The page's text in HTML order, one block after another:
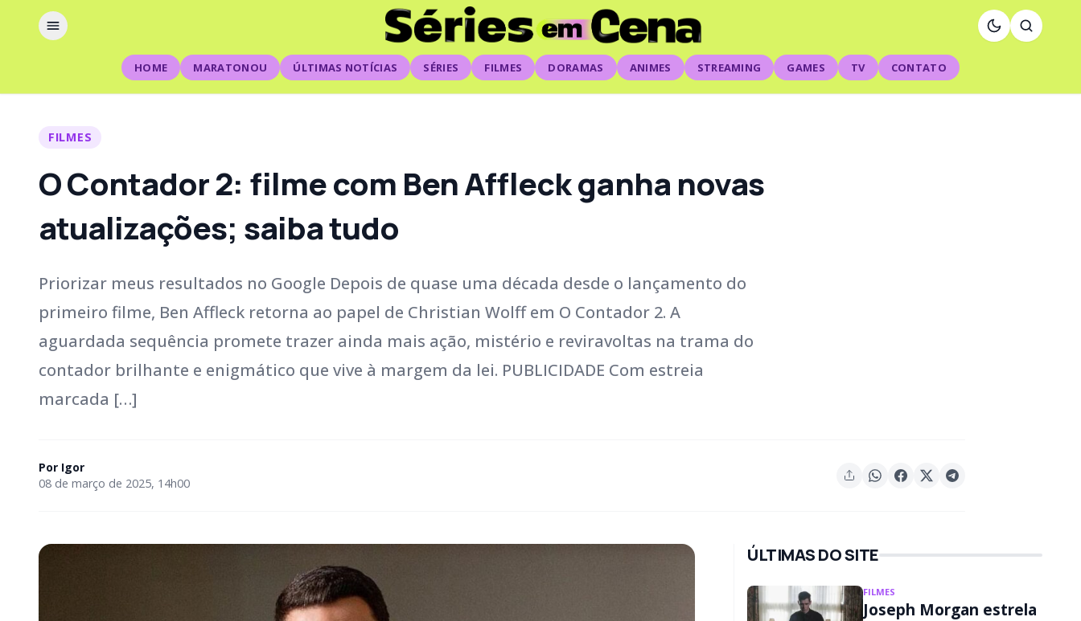
HOME MARATONOU ÚLTIMAS NOTÍCIAS SÉRIES FILMES DORAMAS ANIMES STREAMING GAMES TV CONTATO
FILMES
O Contador 2: filme com Ben Affleck ganha novas
atualizações; saiba tudo
Priorizar meus resultados no Google Depois de quase uma década desde o lançamento do
primeiro filme, Ben Affleck retorna ao papel de Christian Wolff em O Contador 2. A
aguardada sequência promete trazer ainda mais ação, mistério e reviravoltas na trama do
contador brilhante e enigmático que vive à margem da lei. PUBLICIDADE Com estreia
marcada […]
Por Igor
08 de março de 2025, 14h00
ÚLTIMAS DO SITE
FILMES
Joseph Morgan estrela